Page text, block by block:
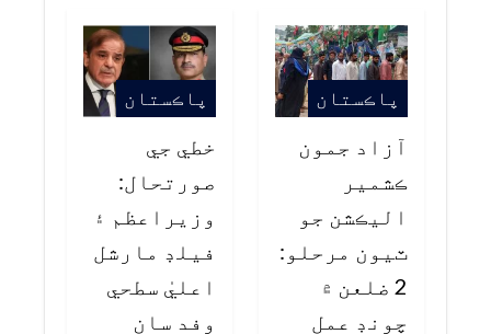
پاڪستان
آزاد جمون
ڪشمير
اليڪشن جو
ٽيون مرحلو:
2 ضلعن ۾
چونڊ عمل
پاڪستان
خطي جي
صورتحال:
وزيراعظم ۽
فيلڊ مارشل
اعليٰ سطحي
وفد سان